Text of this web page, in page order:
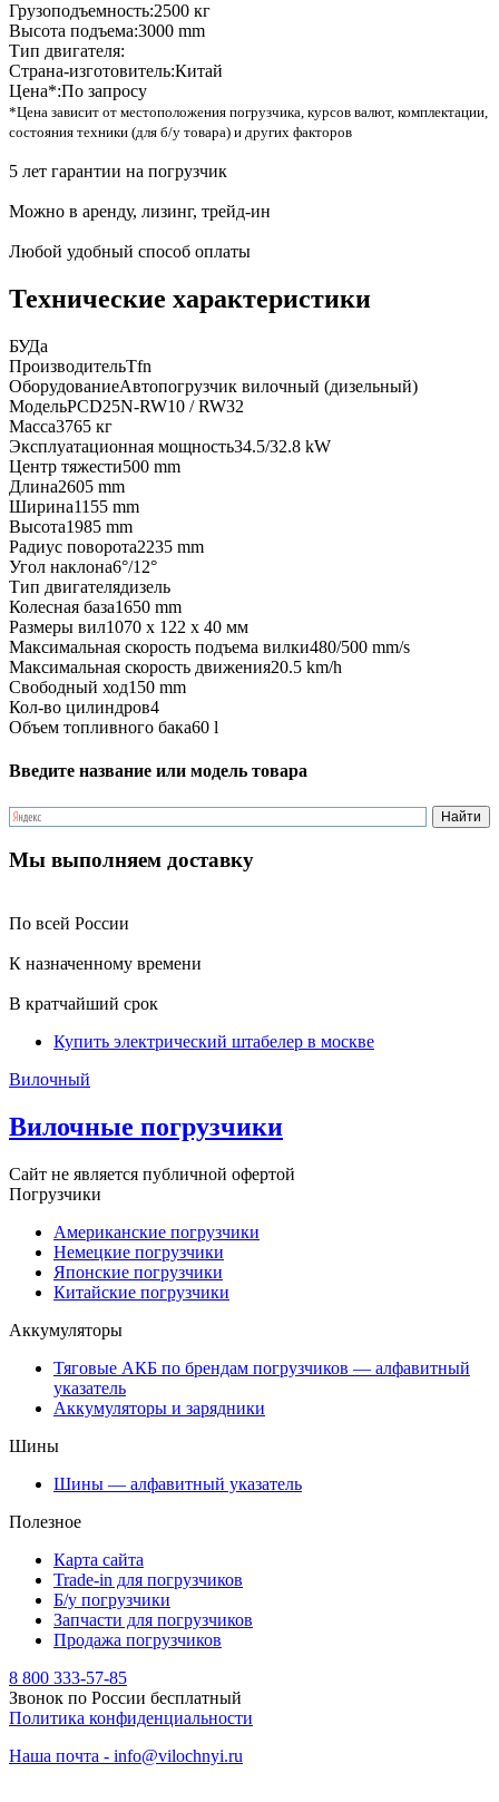
Грузоподъемность:2500 кг
Высота подъема:3000 mm
Тип двигателя:
Страна-изготовитель:Китай
Цена*:По запросу
*Цена зависит от местоположения погрузчика, курсов валют, комплектации,
состояния техники (для б/у товара) и других факторов
5 лет гарантии на погрузчик
Можно в аренду, лизинг, трейд-ин
Любой удобный способ оплаты
Технические характеристики
БУДа
ПроизводительTfn
ОборудованиеАвтопогрузчик вилочный (дизельный)
МодельPCD25N-RW10 / RW32
Масса3765 кг
Эксплуатационная мощность34.5/32.8 kW
Центр тяжести500 mm
Длина2605 mm
Ширина1155 mm
Высота1985 mm
Радиус поворота2235 mm
Угол наклона6°/12°
Тип двигателядизель
Колесная база1650 mm
Размеры вил1070 x 122 x 40 мм
Максимальная скорость подъема вилки480/500 mm/s
Максимальная скорость движения20.5 km/h
Свободный ход150 mm
Кол-во цилиндров4
Объем топливного бака60 l
Введите название или модель товара
Мы выполняем доставку
По всей России
К назначенному времени
В кратчайший срок
Купить электрический штабелер в москве
Вилочный
Вилочные погрузчики
Сайт не является публичной офертой
Погрузчики
Американские погрузчики
Немецкие погрузчики
Японские погрузчики
Китайские погрузчики
Аккумуляторы
Тяговые АКБ по брендам погрузчиков — алфавитный
указатель
Аккумуляторы и зарядники
Шины
Шины — алфавитный указатель
Полезное
Карта сайта
Trade-in для погрузчиков
Б/у погрузчики
Запчасти для погрузчиков
Продажа погрузчиков
8 800 333-57-85
Звонок по России бесплатный
Политика конфиденциальности
Наша почта - info@vilochnyi.ru